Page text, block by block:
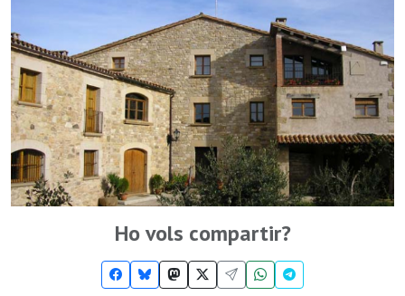
Ho vols compartir?